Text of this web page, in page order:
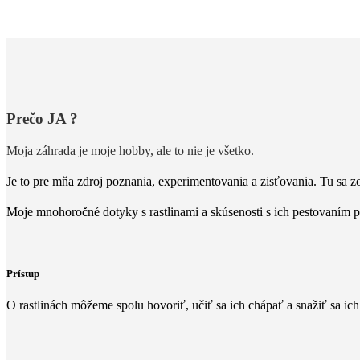
Prečo JA ?
Moja záhrada je moje hobby, ale to nie je všetko.
Je to pre mňa zdroj poznania, experimentovania a zisťovania. Tu sa
Moje mnohoročné dotyky s rastlinami a skúsenosti s ich
Prístup
O rastlinách môžeme spolu hovoriť, učiť sa ich chápať a snažiť sa